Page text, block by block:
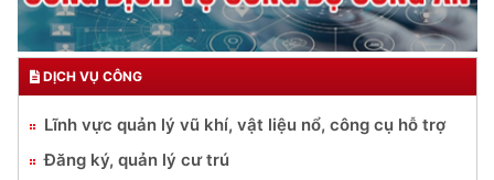
DỊCH VỤ CÔNG
Lĩnh vực quản lý vũ khí, vật liệu nổ, công cụ hỗ trợ
Đăng ký, quản lý cư trú